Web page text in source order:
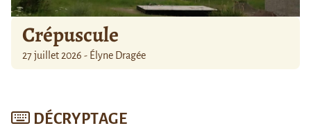
Crépuscule
27 juillet 2026 - Élyne Dragée
DÉCRYPTAGE